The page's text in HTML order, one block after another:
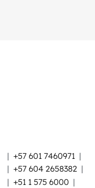
| +57 601 7460971 |
| +57 604 2658382 |
| +51 1 575 6000 |